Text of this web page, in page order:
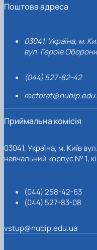
Поштова адреса
03041, Україна, м.
вул. Героїв
(044) 527-82-42
Приймальна комісія
03041, Україна, м. Київ
навчальний корпус № 1,
(044) 258-42-63
(044) 527-83-08
vstup@nubip.edu.ua